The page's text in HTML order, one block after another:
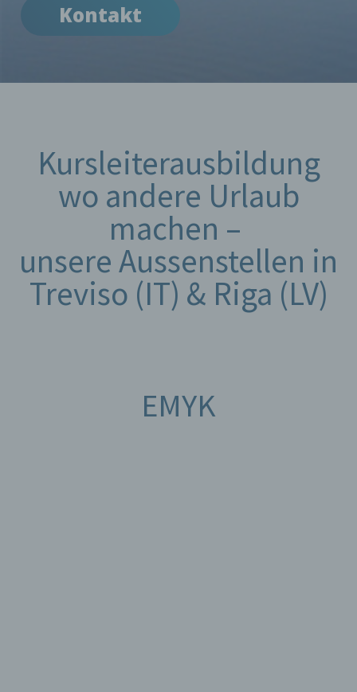
Kontakt
Kursleiterausbildung
wo andere Urlaub
machen –
unsere Aussenstellen in
Treviso (IT) & Riga (LV)
EMYK